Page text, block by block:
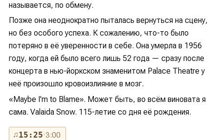
называется, по обмену.
Позже она неоднократно пыталась вернуться на сцену,
но без особого успеха. К сожалению, что-то было
потеряно в её уверенности в себе. Она умерла в 1956
году, когда ей было всего лишь 52 года — сразу после
концерта в нью-йоркском знаменитом Palace Theatre у
неё произошло кровоизлияние в мозг.
«Maybe I'm to Blame». Может быть, во всём виновата я
сама. Valaida Snow. 115-летие со дня её рождения.
♫15:25· 3:00